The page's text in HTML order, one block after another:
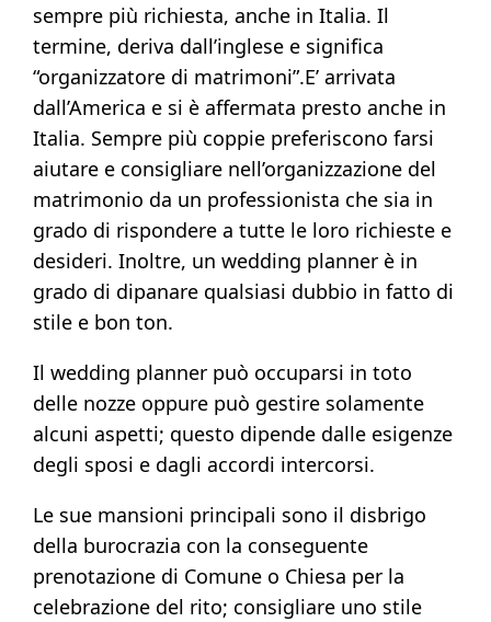
sempre più richiesta, anche in Italia. Il
termine, deriva dall’inglese e significa
“organizzatore di matrimoni”.E’ arrivata
dall’America e si è affermata presto anche in
Italia. Sempre più coppie preferiscono farsi
aiutare e consigliare nell’organizzazione del
matrimonio da un professionista che sia in
grado di rispondere a tutte le loro richieste e
desideri. Inoltre, un wedding planner è in
grado di dipanare qualsiasi dubbio in fatto di
stile e bon ton.
Il wedding planner può occuparsi in toto
delle nozze oppure può gestire solamente
alcuni aspetti; questo dipende dalle esigenze
degli sposi e dagli accordi intercorsi.
Le sue mansioni principali sono il disbrigo
della burocrazia con la conseguente
prenotazione di Comune o Chiesa per la
celebrazione del rito; consigliare uno stile